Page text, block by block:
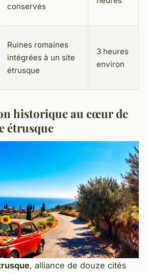
conservés
Ruines romaines
intégrées à un site
étrusque
3 heures
environ
historique au cœur de
étrusque
, alliance de douze cités